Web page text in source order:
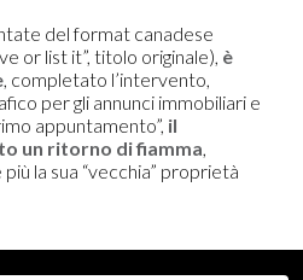
del format canadese
or list it”, titolo originale), è
, completato l’intervento,
per gli annunci immobiliari e
appuntamento”, il
un ritorno di fiamma
la sua “vecchia” proprietà